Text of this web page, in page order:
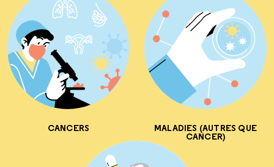
CANCERS MALADIES (AUTRES QUE
CANCER)